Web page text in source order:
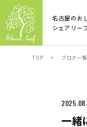
名古屋のお
シェアリー
TOP > ブログ一覧
一緒